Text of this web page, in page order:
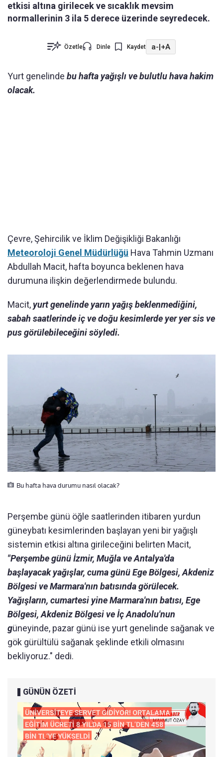
etkisi altına girilecek ve sıcaklık mevsim
normallerinin 3 ila 5 derece üzerinde seyredecek.
Özetle Dinle Kaydet a-|+A
Yurt genelinde bu hafta yağışlı ve bulutlu hava hakim
olacak.
Çevre, Şehircilik ve İklim Değişikliği Bakanlığı
Meteoroloji Genel Müdürlüğü Hava Tahmin Uzmanı
Abdullah Macit, hafta boyunca beklenen hava
durumuna ilişkin değerlendirmede bulundu.
Macit,yurt genelinde yarın yağış beklenmediğini,
sabah saatlerinde iç ve doğu kesimlerde yer yer sis ve
pus görülebileceğini söyledi.
Bu hafta hava durumu nasıl olacak?
Perşembe günü öğle saatlerinden itibaren yurdun
güneybatı kesimlerinden başlayan yeni bir yağışlı
sistemin etkisi altına girileceğini belirten Macit,
"Perşembe günü İzmir, Muğla ve Antalya'da
başlayacak yağışlar, cuma günü Ege Bölgesi, Akdeniz
Bölgesi ve Marmara'nın batısında görülecek.
Yağışların, cumartesi yine Marmara'nın batısı, Ege
Bölgesi, Akdeniz Bölgesi ve İç Anadolu'nun
güneyinde, pazar günü ise yurt genelinde sağanak ve
gök gürültülü sağanak şeklinde etkili olmasını
bekliyoruz." dedi.
GÜNÜN ÖZETİ